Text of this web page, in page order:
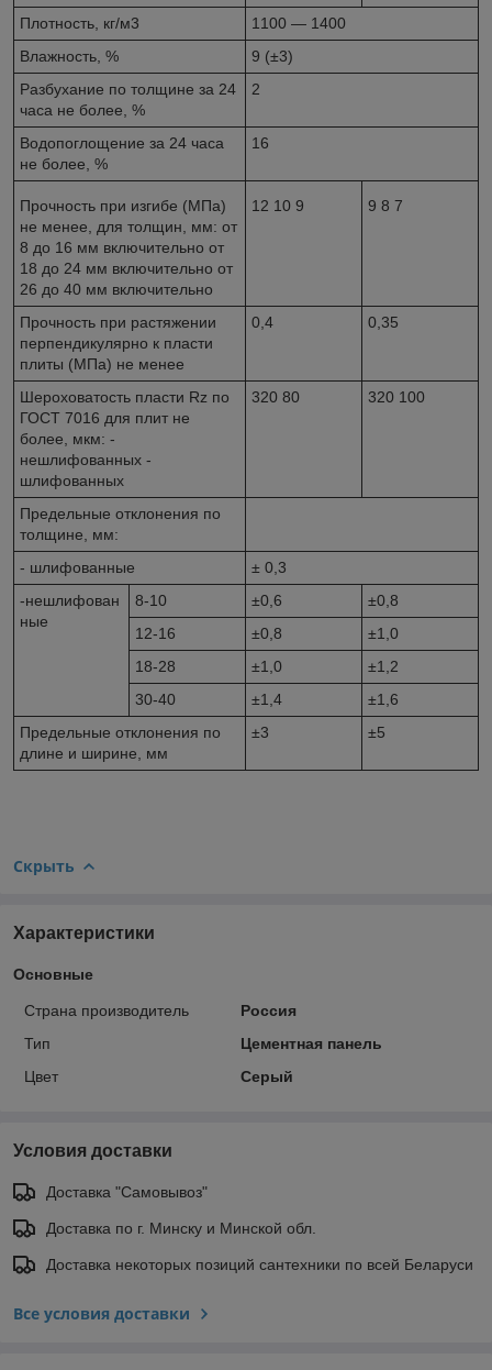
Плотность, кг/м3
1100 — 1400
Влажность, %
9 (±3)
Разбухание по толщине за 24
часа не более, %
2
Водопоглощение за 24 часа
не более, %
16
Прочность при изгибе (МПа)
не менее, для толщин, мм: от
8 до 16 мм включительно от
18 до 24 мм включительно от
26 до 40 мм включительно
12 10 9 9 8 7
Прочность при растяжении
перпендикулярно к пласти
плиты (МПа) не менее
0,4 0,35
Шероховатость пласти Rz по
ГОСТ 7016 для плит не
более, мкм: -
нешлифованных -
шлифованных
320 80 320 100
Предельные отклонения по
толщине, мм:
- шлифованные
± 0,3
-нешлифован
ные
8-10 ±0,6
±0,8
12-16
±0,8
±1,0
18-28
±1,0
±1,2
30-40
±1,4
±1,6
Предельные отклонения по
длине и ширине, мм
±3 ±5
Скрыть
Характеристики
Основные
Страна производитель
Россия
Тип
Цементная панель
Цвет
Серый
Условия доставки
Доставка "Самовывоз"
Доставка по г. Минску и Минской обл.
Доставка некоторых позиций сантехники по всей Беларуси
Все условия доставки